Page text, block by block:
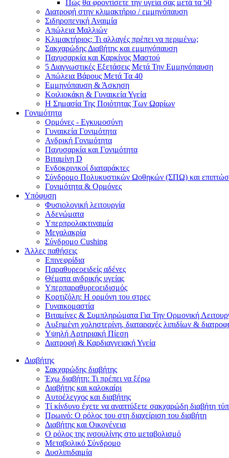
Πώς θα φροντίσετε την υγεία σας μετά τα 50
Διατροφή στην κλιμακτήριο / εμμηνόπαυση
Σιδηροπενική Αναιμία
Απώλεια Μαλλιών
Κλιμακτήριος: Τι αλλαγές πρέπει να περιμένω;
Σακχαρώδης Διαβήτης και εμμηνόπαυση
Παχυσαρκία και Καρκίνος Μαστού
5 Διαγνωστικές Εξετάσεις Μετά Την Εμμηνόπαυση
Απώλεια Βάρους Μετά Τα 40
Εμμηνόπαυση & Άσκηση
Κοιλιοκάκη & Γυναικεία Υγεία
Η Σημασία Της Ποιότητας Των Ωαρίων
Γονιμότητα
Ορμόνες - Εγκυμοσύνη
Γυναικεία Γονιμότητα
Ανδρική Γονιμότητα
Παχυσαρκία και Γονιμότητα
Βιταμίνη D
Ενδοκρινικοί διαταράκτες
Σύνδρομο Πολυκυστικών Ωοθηκών (ΣΠΩ) και
Γονιμότητα & Ορμόνες
Υπόφυση
Φυσιολογική λειτουργία
Αδενώματα
Υπερπρολακτιναιμία
Μεγαλακρία
Σύνδρομο Cushing
Άλλες παθήσεις
Επινεφρίδια
Παραθυρεοειδείς αδένες
Θέματα ανδρικής υγείας
Υπερπαραθυρεοειδισμός
Koρτιζόλη: H ορμόνη του στρες
Γυναικομαστία
Βιταμίνες & Συμπληρώματα Για Την Ορμονική
Αυξημένη χοληστερίνη, διαταραχές λιπιδίων &
Υψηλή Αρτηριακή Πίεση
Διατροφή & Καρδιαγγειακή Υγεία
Διαβήτης
Σακχαρώδης διαβήτης
Έχω διαβήτη: Τι πρέπει να ξέρω
Διαβήτης και καλοκαίρι
Αυτοέλεγχος και διαβήτης
Τί κίνδυνο έχετε να αναπτύξετε σακχαρώδη διαβήτη
Πρωινό: Ο ρόλος του στη διαχείριση του διαβήτη
Διαβήτης και Οικογένεια
Ο ρόλος της ινσουλίνης στο μεταβολισμό
Μεταβολικό Σύνδρομο
Δυσλιπιδαιμία